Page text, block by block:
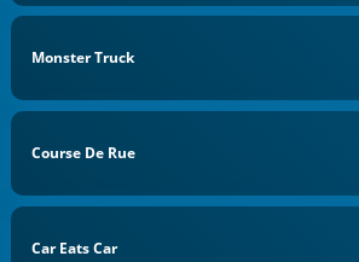
Monster Truck
Course De Rue
Car Eats Car